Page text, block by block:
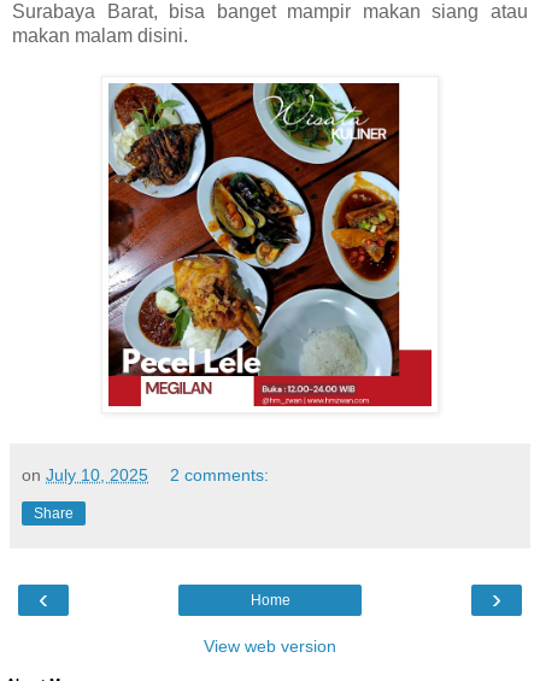
Surabaya Barat, bisa banget mampir makan siang atau
makan malam disini.
on July 10, 2025 2 comments:
Share
‹ ›
Home
View web version